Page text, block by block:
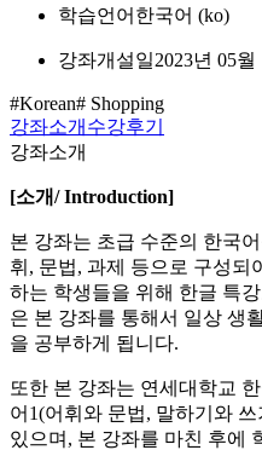
학습언어 한국어 ‎(ko)‎
강좌개설일2023년 05월
#Korean# Shopping
강좌소개 수강후기
강좌소개
[소개/ Introduction]
본 강좌는 초급 수준의 한국
휘, 문법, 과제 등으로 구성되
하는 학생들을 위해 한글 특
은 본 강좌를 통해서 일상 생
을 공부하게 됩니다.
또한 본 강좌는 연세대학교
어1(어휘와 문법, 말하기와
있으며, 본 강좌를 마친 후에